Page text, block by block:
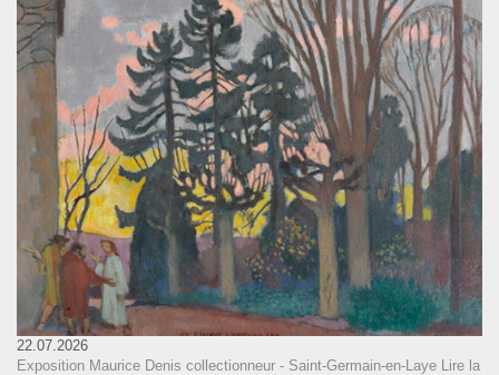
22.07.2026
Exposition Maurice Denis collectionneur - Saint-Germain-en-Laye Lire la